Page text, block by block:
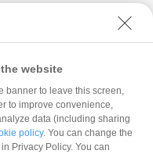
website
banner to leave this screen,
to improve convenience,
data (including sharing
policy. You can change the
Privacy Policy. You can